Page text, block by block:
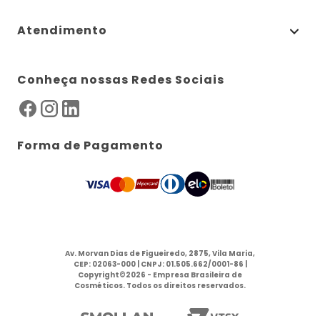
Atendimento
Conheça nossas Redes Sociais
Forma de Pagamento
Av. Morvan Dias de Figueiredo, 2875, Vila Maria,
CEP: 02063-000 | CNPJ: 01.505.662/0001-86 |
Copyright©2026 - Empresa Brasileira de
Cosméticos. Todos os direitos reservados.